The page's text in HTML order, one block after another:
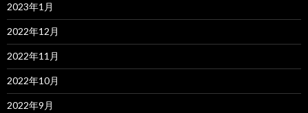
2023年1月
2022年12月
2022年11月
2022年10月
2022年9月